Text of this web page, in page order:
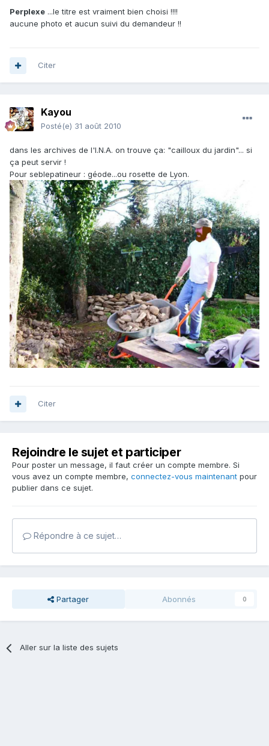
Perplexe ...le titre est vraiment bien choisi !!!!
aucune photo et aucun suivi du demandeur !!
Citer
Kayou
Posté(e) 31 août 2010
dans les archives de l'I.N.A. on trouve ça: "cailloux du jardin"... si
ça peut servir !
Pour seblepatineur : géode...ou rosette de Lyon.
Citer
Rejoindre le sujet et participer
Pour poster un message, il faut créer un compte membre. Si
vous avez un compte membre, connectez-vous maintenant pour
publier dans ce sujet.
Répondre à ce sujet…
Partager Abonnés 0
Aller sur la liste des sujets